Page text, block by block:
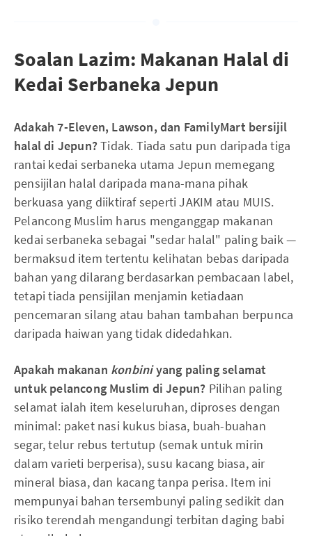
Soalan Lazim: Makanan Halal di
Kedai Serbaneka Jepun
Adakah 7-Eleven, Lawson, dan FamilyMart bersijil
halal di Jepun? Tidak. Tiada satu pun daripada tiga
rantai kedai serbaneka utama Jepun memegang
pensijilan halal daripada mana-mana pihak
berkuasa yang diiktiraf seperti JAKIM atau MUIS.
Pelancong Muslim harus menganggap makanan
kedai serbaneka sebagai "sedar halal" paling baik —
bermaksud item tertentu kelihatan bebas daripada
bahan yang dilarang berdasarkan pembacaan label,
tetapi tiada pensijilan menjamin ketiadaan
pencemaran silang atau bahan tambahan berpunca
daripada haiwan yang tidak didedahkan.
Apakah makanan konbiniyang paling selamat
untuk pelancong Muslim di Jepun? Pilihan paling
selamat ialah item keseluruhan, diproses dengan
minimal: paket nasi kukus biasa, buah-buahan
segar, telur rebus tertutup (semak untuk mirin
dalam varieti berperisa), susu kacang biasa, air
mineral biasa, dan kacang tanpa perisa. Item ini
mempunyai bahan tersembunyi paling sedikit dan
risiko terendah mengandungi terbitan daging babi